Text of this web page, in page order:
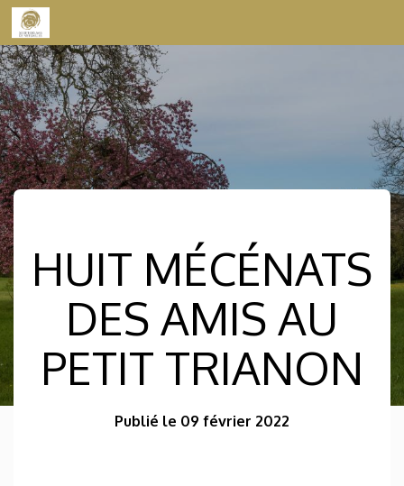
Skip to content
HUIT MÉCÉNATS
DES AMIS AU
PETIT TRIANON
Publié le 09 février 2022